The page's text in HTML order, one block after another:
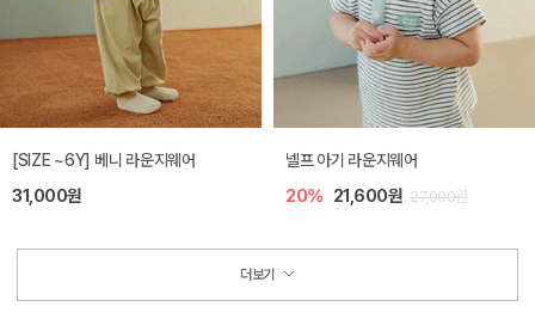
[SIZE ~6Y] 베니 라운지웨어
31,000원
넬프 아기 라운지웨어
20% 21,600원 27,000원
더보기